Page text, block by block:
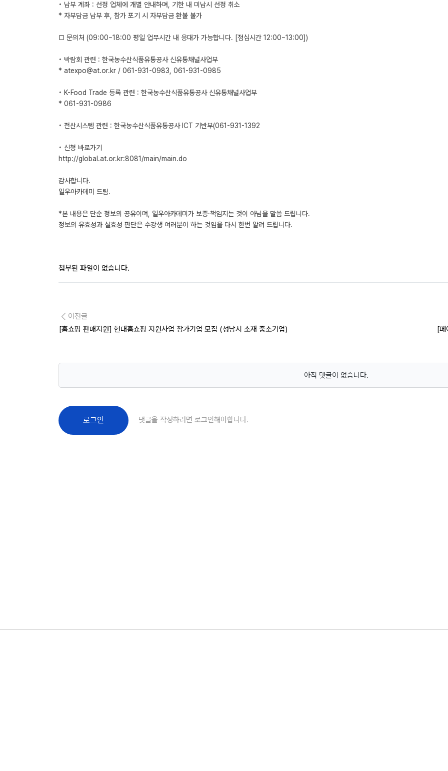
◦ 납부 계좌 : 선정 업체에 개별 안내하며, 기한 내 미납시 선정 취소
* 자부담금 납부 후, 참가 포기 시 자부담금 환불 불가
□ 문의처 (09:00~18:00 평일 업무시간 내 응대가 가능합니다. [점심시간 12:00~13:00])
◦ 박람회 관련 : 한국농수산식품유통공사 신유통채널사업부
* atexpo@at.or.kr / 061-931-0983, 061-931-0985
◦ K-Food Trade 등록 관련 : 한국농수산식품유통공사 신유통채널사업부
* 061-931-0986
◦ 전산시스템 관련 : 한국농수산식품유통공사 ICT 기반부(061-931-1392
◦ 신청 바로가기
http://global.at.or.kr:8081/main/main.do
감사합니다.
일우아카데미 드림.
*본 내용은 단순 정보의 공유이며, 일우아카데미가 보증·책임지는 것이 아님을 말씀 드립니다.
정보의 유효성과 실효성 판단은 수강생 여러분이 하는 것임을 다시 한번 알려 드립니다.
첨부된 파일이 없습니다.
이전글
[홈쇼핑 판매지원] 현대홈쇼핑 지원사업 참가기업 모집 (성남시 소재 중소기업)
[페
아직 댓글이 없습니다.
로그인 댓글을 작성하려면 로그인해야합니다.